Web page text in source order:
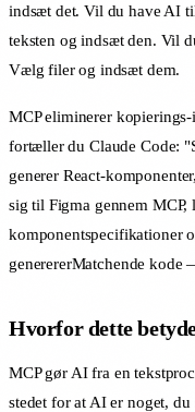
indsæt det. Vil du have AI
teksten og indsæt den. Vil
Vælg filer og indsæt dem.
MCP eliminerer
fortæller du Claude Code:
generer React-
sig til Figma gennem MCP,
komponentspecifikationer
generererMatchende kode
Hvorfor dette
MCP gør AI fra en
stedet for at AI er noget,